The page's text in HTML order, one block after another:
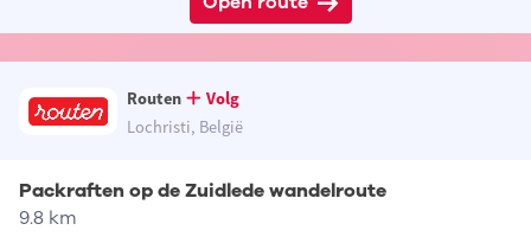
Routen
Volg
Lochristi, België
Packraften op de Zuidlede wandelroute
9.8 km